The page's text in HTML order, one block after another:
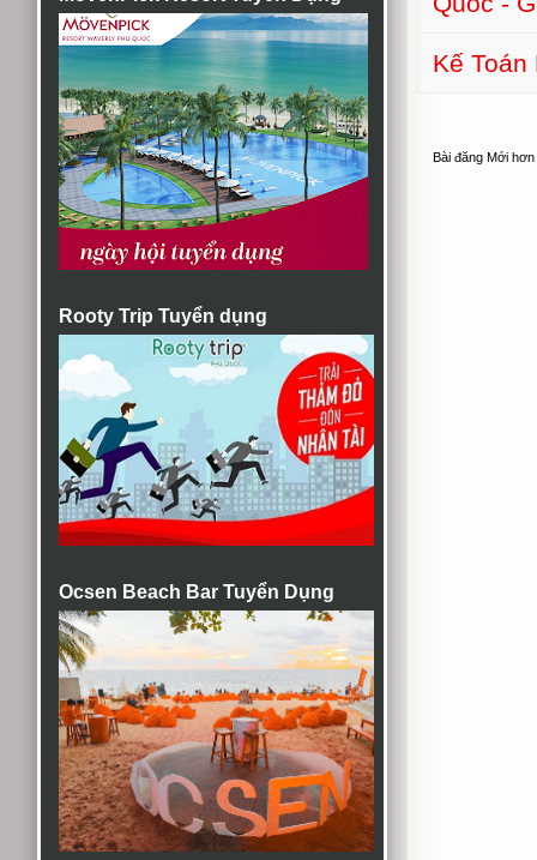
Rooty Trip Tuyển dụng
Ocsen Beach Bar Tuyển Dụng
Kế
Bài đăng Mới hơn